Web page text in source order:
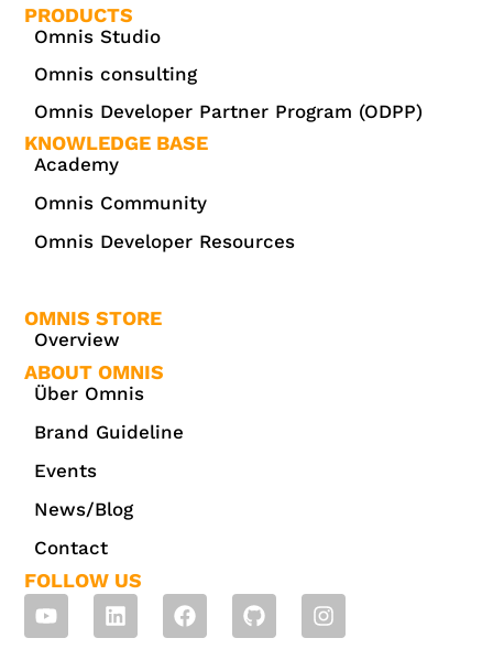
PRODUCTS
Omnis Studio
Omnis consulting
Omnis Developer Partner Program (ODPP)
KNOWLEDGE BASE
Academy
Omnis Community
Omnis Developer Resources
OMNIS STORE
Overview
ABOUT OMNIS
Über Omnis
Brand Guideline
Events
News/Blog
Contact
FOLLOW US